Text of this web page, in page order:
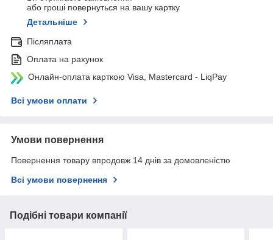
або гроші повернуться на вашу картку
Детальніше
Післяплата
Оплата на рахунок
Онлайн-оплата карткою Visa, Mastercard - LiqPay
Всі умови оплати
Умови повернення
Повернення товару впродовж 14 днів за домовленістю
Всі умови повернення
Подібні товари компанії